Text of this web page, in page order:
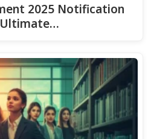
2025 Notification